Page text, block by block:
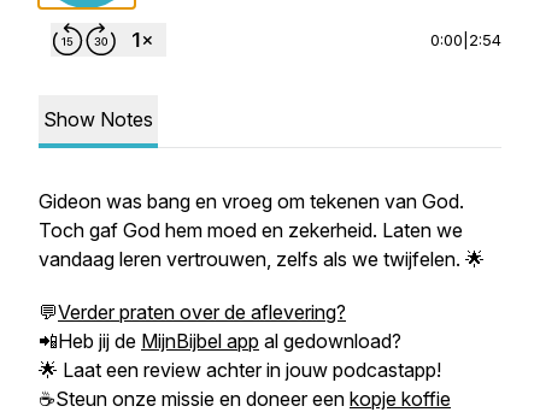
0:00 2:54
Show Notes
Gideon was bang en vroeg om tekenen van God.
Toch gaf God hem moed en zekerheid. Laten we
vandaag leren vertrouwen, zelfs als we twijfelen. 🌟
💬Verder praten over de aflevering?
📲Heb jij de MijnBijbel app al gedownload?
🌟 Laat een review achter in jouw podcastapp!
☕Steun onze missie en doneer een kopje koffie